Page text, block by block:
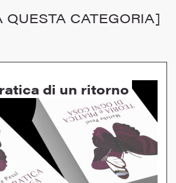
QUESTA CATEGORIA]
di un ritorno